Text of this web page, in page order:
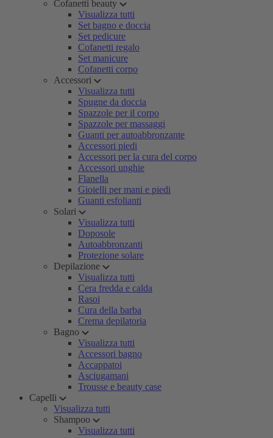
Cofanetti beauty
Visualizza tutti
Set bagno e doccia
Set pedicure
Cofanetti regalo
Set manicure
Cofanetti corpo
Accessori
Visualizza tutti
Spugne da doccia
Spazzole per il corpo
Spazzole per massaggi
Guanti per autoabbronzante
Accessori piedi
Accessori per la cura del corpo
Accessori unghie
Flanella
Gioielli per mani e piedi
Guanti esfolianti
Solari
Visualizza tutti
Doposole
Autoabbronzanti
Protezione solare
Depilazione
Visualizza tutti
Cera fredda e calda
Rasoi
Cura della barba
Crema depilatoria
Bagno
Visualizza tutti
Accessori bagno
Accappatoi
Asciugamani
Trousse e beauty case
Capelli
Visualizza tutti
Shampoo
Visualizza tutti